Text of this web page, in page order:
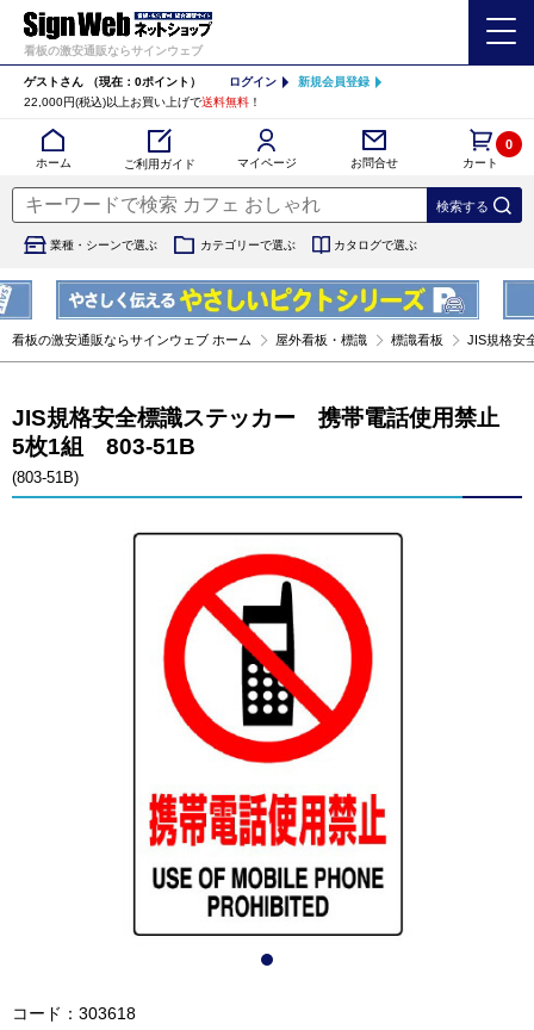
看板の激安通販ならサインウェブ
ゲストさん （現在：0ポイント） ログイン
新規会員登録
22,000円(税込)以上お買い上げで送料無料 ！
ホーム ご利用ガイド マイページ お問合せ カート
0
業種・シーンで選ぶ カテゴリーで選ぶ カタログで選ぶ
看板の激安通販ならサインウェブ ホーム 屋外看板・標識 標識看板 JIS規格安
JIS規格安全標識ステッカー 携帯電話使用禁止
5枚1組 803-51B
(803-51B)
コード：303618